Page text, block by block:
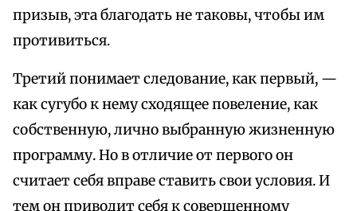
призыв, эта благодать не таковы, чтобы им
противиться.
Третий понимает следование, как первый, —
как сугубо к нему сходящее повеление, как
собственную, лично выбранную жизненную
программу. Но в отличие от первого он
считает себя вправе ставить свои условия. И
тем он приводит себя к совершенному